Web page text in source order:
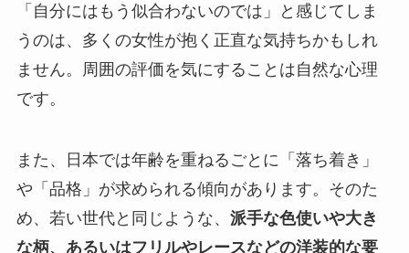
「自分にはもう似合わないのでは」と感じてしま
うのは、多くの女性が抱く正直な気持ちかもしれ
ません。周囲の評価を気にすることは自然な心理
です。
また、日本では年齢を重ねるごとに「落ち着き」
や「品格」が求められる傾向があります。そのた
め、若い世代と同じような、 派手な色使いや大き
な柄、あるいはフリルやレースなどの洋装的な要